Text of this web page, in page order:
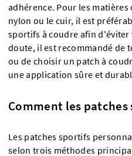
adhérence. Pour les matières
nylon ou le cuir, il est
sportifs à coudre afin d'éviter
doute, il est recommandé de
ou de choisir un patch à
une application sûre et
Comment les
Les patches sportifs
selon trois méthodes